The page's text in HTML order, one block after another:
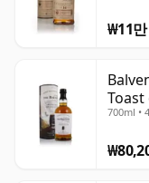
₩11만
700ml •